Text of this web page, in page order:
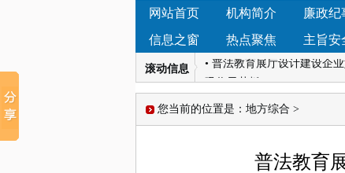
网站首页 机构简介 廉政纪
信息之窗
热点聚焦 主旨安
滚动信息
育新高地
迎变”开启新增长周期
• 普法教育展厅设计建设企
吸收天花板
• 2026国内软文推广平台哪
性益生菌品牌深度横评，这
您当前的位置是： 地方综合 >
普法教育